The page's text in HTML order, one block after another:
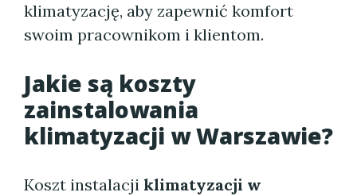
klimatyzację, aby zapewnić komfort
swoim pracownikom i klientom.
Jakie są koszty
zainstalowania
klimatyzacji w Warszawie?
Koszt instalacji klimatyzacji w